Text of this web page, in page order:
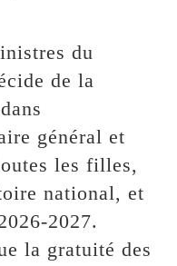
du
de la
général et
les filles,
national, et
2027.
la gratuité des